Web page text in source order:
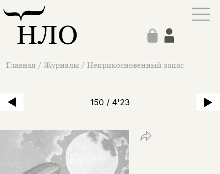
Главная / Журналы / Неприкосновенный запас
150 / 4'23